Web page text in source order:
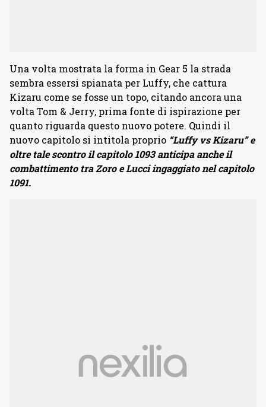
Una volta mostrata la forma in Gear 5 la strada
sembra essersi spianata per Luffy, che cattura
Kizaru come se fosse un topo, citando ancora una
volta Tom & Jerry, prima fonte di ispirazione per
quanto riguarda questo nuovo potere. Quindi il
nuovo capitolo si intitola proprio “Luffy vs Kizaru” e
oltre tale scontro il capitolo 1093 anticipa anche il
combattimento tra Zoro e Lucci ingaggiato nel capitolo
1091.